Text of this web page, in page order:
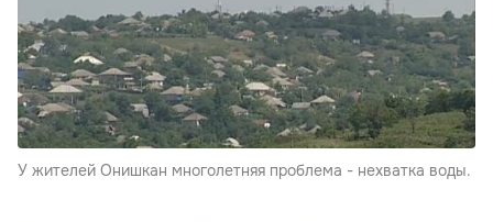
У жителей Онишкан многолетняя проблема - нехватка воды.